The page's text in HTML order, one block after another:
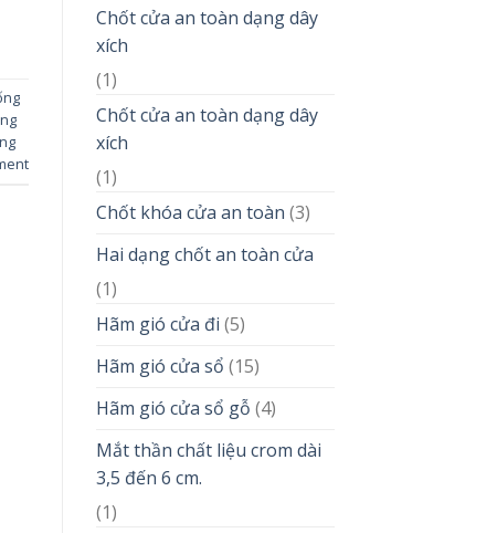
Chốt cửa an toàn dạng dây
xích
(1)
Chốt cửa an toàn dạng dây
xích
(1)
Chốt khóa cửa an toàn (3)
Hai dạng chốt an toàn cửa
(1)
Hãm gió cửa đi (5)
Hãm gió cửa sổ (15)
Hãm gió cửa sổ gỗ (4)
Mắt thần chất liệu crom dài
3,5 đến 6 cm.
(1)